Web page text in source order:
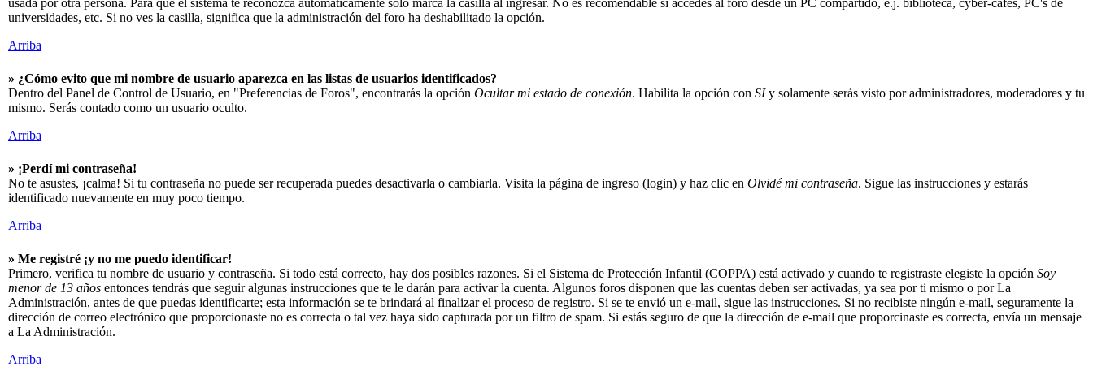
usada por otra persona. Para que el sistema te reconozca automáticamente solo marca la casilla al ingresar. No es recomendable si accedes al foro desde un PC compartido, e.j. biblioteca, cyber-cafés, PC's de
universidades, etc. Si no ves la casilla, significa que la administración del foro ha deshabilitado la opción.
Arriba
» ¿Cómo evito que mi nombre de usuario aparezca en las listas de usuarios identificados?
Dentro del Panel de Control de Usuario, en "Preferencias de Foros", encontrarás la opción Ocultar mi estado de conexión. Habilita la opción con SIy solamente serás visto por administradores, moderadores y tu
mismo. Serás contado como un usuario oculto.
Arriba
» ¡Perdí mi contraseña!
No te asustes, ¡calma! Si tu contraseña no puede ser recuperada puedes desactivarla o cambiarla. Visita la página de ingreso (login) y haz clic en Olvidé mi contraseña. Sigue las instrucciones y estarás
identificado nuevamente en muy poco tiempo.
Arriba
» Me registré ¡y no me puedo identificar!
Primero, verifica tu nombre de usuario y contraseña. Si todo está correcto, hay dos posibles razones. Si el Sistema de Protección Infantil (COPPA) está activado y cuando te registraste elegiste la opción Soy
menor de 13 años entonces tendrás que seguir algunas instrucciones que te le darán para activar la cuenta. Algunos foros disponen que las cuentas deben ser activadas, ya sea por ti mismo o por La
Administración, antes de que puedas identificarte; esta información se te brindará al finalizar el proceso de registro. Si se te envió un e-mail, sigue las instrucciones. Si no recibiste ningún e-mail, seguramente la
dirección de correo electrónico que proporcionaste no es correcta o tal vez haya sido capturada por un filtro de spam. Si estás seguro de que la dirección de e-mail que proporcinaste es correcta, envía un mensaje
a La Administración.
Arriba